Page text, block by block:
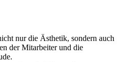
nur die Ästhetik, sondern auch
der Mitarbeiter und die